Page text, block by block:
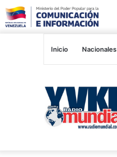
Inicio Nacionales